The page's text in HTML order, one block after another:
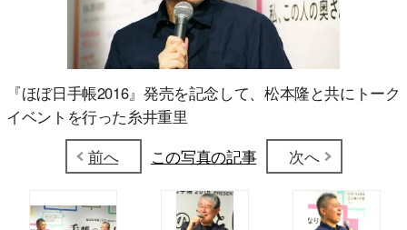
『ほぼ日手帳2016』発売を記念して、松本隆と共にトーク
イベントを行った糸井重里
前へ
この写真の記事 次へ